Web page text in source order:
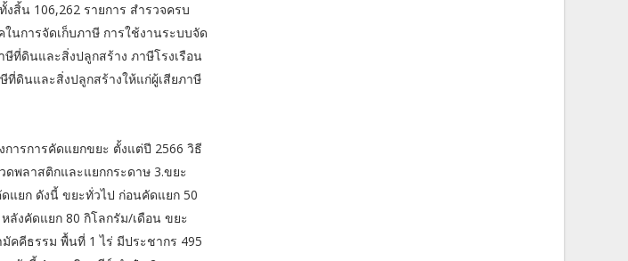
สิ้น 106,262 รายการ สำรวจครบ
นการจัดเก็บภาษี การใช้งานระบบจัด
ที่ดินและสิ่งปลูกสร้าง ภาษีโรงเรือน
ดินและสิ่งปลูกสร้างให้แก่ผู้เสียภาษี
ารการคัดแยกขยะ ตั้งแต่ปี 2566 วิธี
ดพลาสติกและแยกกระดาษ 3.ขยะ
แยก ดังนี้ ขยะทั่วไป ก่อนคัดแยก 50
ลังคัดแยก 80 กิโลกรัม/เดือน ขยะ
คคีธรรม พื้นที่ 1 ไร่ มีประชากร 495